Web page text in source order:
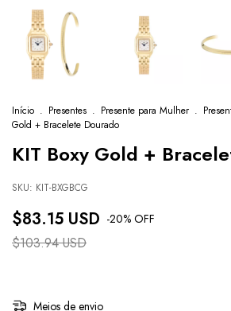
Início . Presentes . Presente para Mulher .
Gold + Bracelete Dourado
KIT Boxy Gold +
SKU: KIT-BXGBCG
$83.15 USD -20% OFF
$103.94 USD
Meios de envio